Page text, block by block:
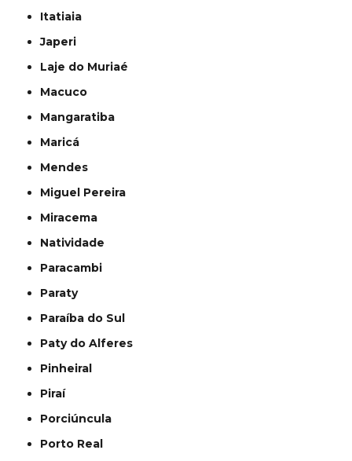
Itatiaia
Japeri
Laje do Muriaé
Macuco
Mangaratiba
Maricá
Mendes
Miguel Pereira
Miracema
Natividade
Paracambi
Paraty
Paraíba do Sul
Paty do Alferes
Pinheiral
Piraí
Porciúncula
Porto Real